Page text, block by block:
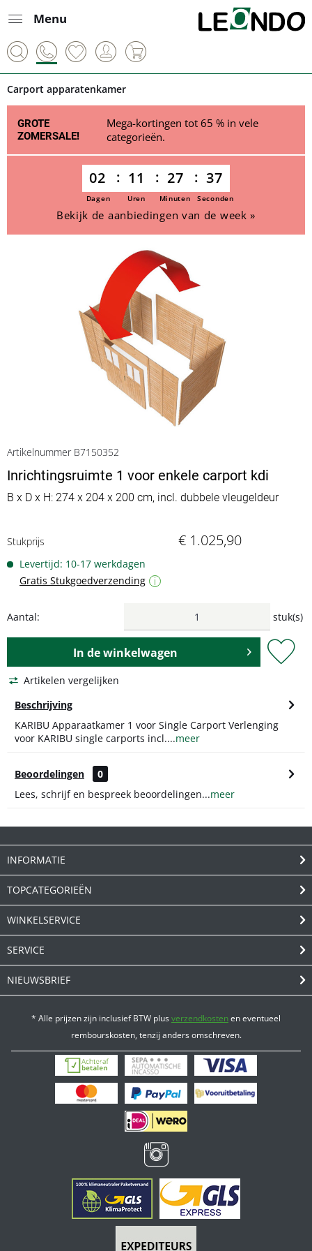
Menu
Carport apparatenkamer
GROTE
ZOMERSALE!
Mega-kortingen tot 65 % in vele
categorieën.
02 11 27 37
Dagen Uren Minuten Seconden
Bekijk de aanbiedingen van de week »
Artikelnummer B7150352
Inrichtingsruimte 1 voor enkele carport kdi
B x D x H: 274 x 204 x 200 cm, incl. dubbele vleugeldeur
Stukprijs € 1.025,90
Levertijd: 10-17 werkdagen
Gratis Stukgoedverzending
i
Aantal: stuk(s)
In dewinkelwagen
Artikelen vergelijken
Beschrijving
KARIBU Apparaatkamer 1 voor Single Carport Verlenging
voor KARIBU single carports incl....meer
Beoordelingen
0
Lees, schrijf en bespreek beoordelingen...meer
INFORMATIE
TOPCATEGORIEËN
WINKELSERVICE
SERVICE
NIEUWSBRIEF
* Alle prijzen zijn inclusief BTW plusverzendkostenen eventueel
rembourskosten, tenzij anders omschreven.